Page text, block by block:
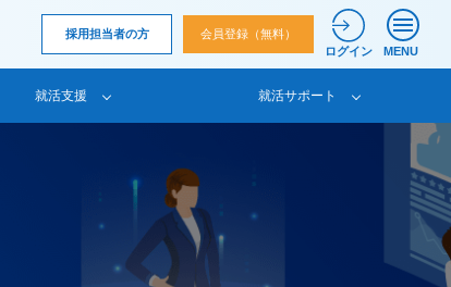
採用担当者の方
会員登録（無料）
ログイン
MENU
就活支援 就活サポート